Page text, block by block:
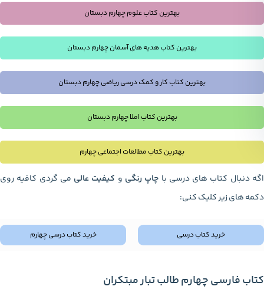
بهترین کتاب علوم چهارم دبستان
بهترین کتاب هدیه های آسمان چهارم دبستان
بهترین کتاب کار و کمک درسی ریاضی چهارم دبستان
بهترین کتاب املا چهارم دبستان
بهترین کتاب مطالعات اجتماعی چهارم
اگه دنبال کتاب های درسی با چاپ رنگی و کیفیت عالی می گردی کافیه روی
دکمه های زیر کلیک کنی:
خرید کتاب درسی خرید کتاب درسی چهارم
کتاب فارسی چهارم طالب تبار مبتکران